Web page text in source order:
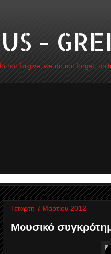
-
not forgive, we do not forget,
Τετάρτη 7 Μαρτίου 2012
Μουσικό